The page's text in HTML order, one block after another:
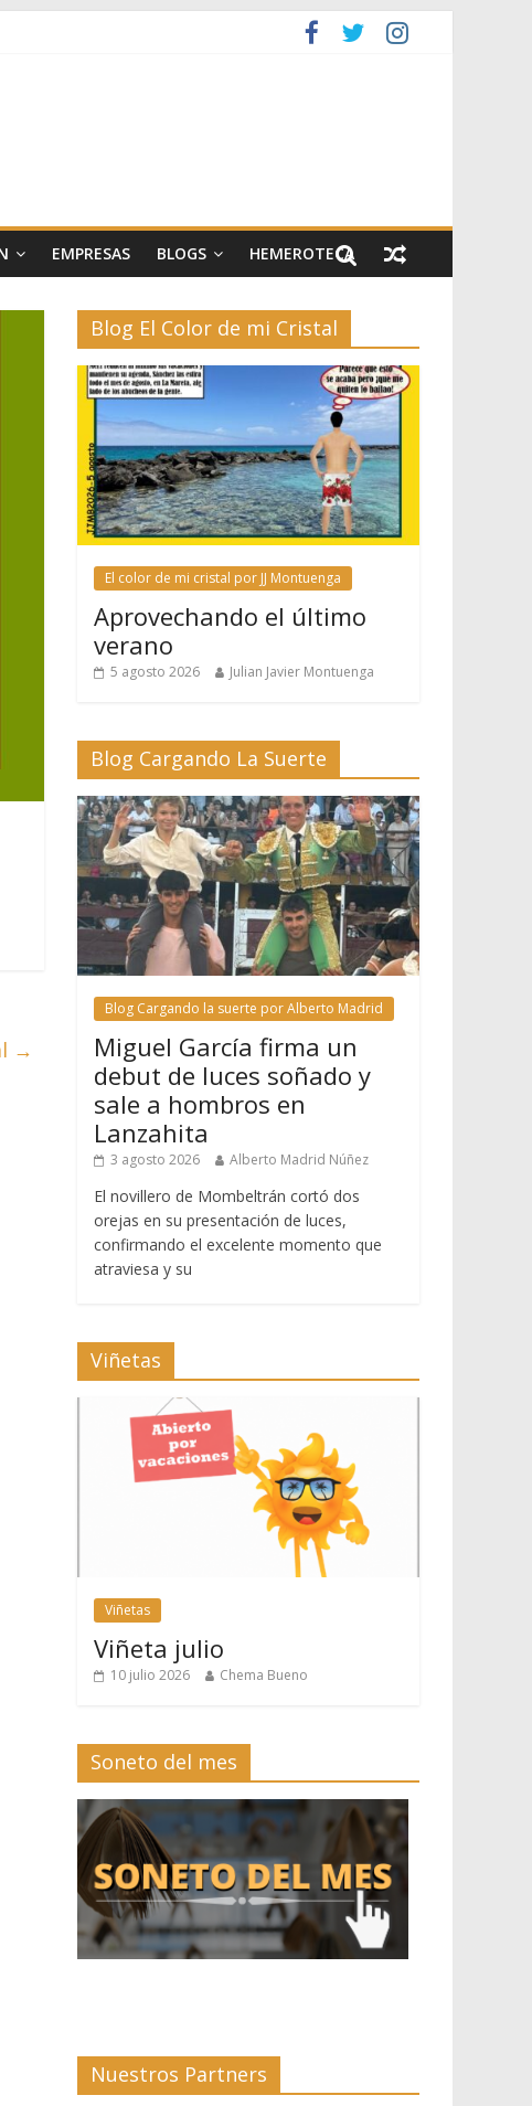
II
EMPRESAS BLOGS HEMEROTECA
→
Blog El Color de mi Cristal
El color de mi cristal por JJ Montuenga
Aprovechando el último
verano
5 agosto 2026 Julian Javier Montuenga
Blog Cargando La Suerte
Blog Cargando la suerte por Alberto Madrid
Miguel García firma un
debut de luces soñado y
sale a hombros en
Lanzahita
3 agosto 2026 Alberto Madrid Núñez
El novillero de Mombeltrán cortó dos
orejas en su presentación de luces,
confirmando el excelente momento que
atraviesa y su
Viñetas
Viñetas
Viñeta julio
10 julio 2026 Chema Bueno
Soneto del mes
Nuestros Partners